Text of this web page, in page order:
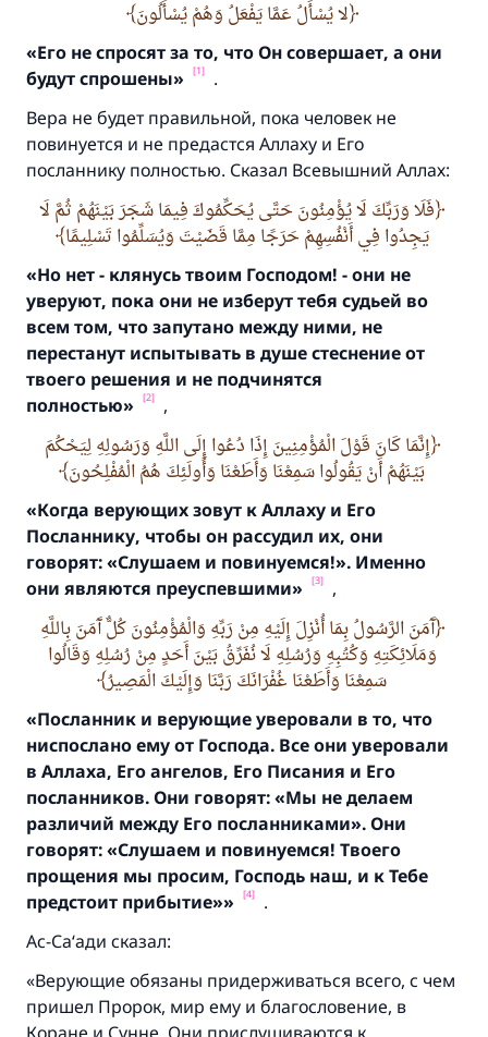
لا يُسْأَلُ عَمَّا يَفْعَلُ وَهُمْ يُسْأَلُونَ
«Его не спросят за то, что Он совершает, а они
будут спрошены»
[1]
.
Вера не будет правильной, пока человек не
повинуется и не предастся Аллаху и Его
посланнику полностью. Сказал Всевышний Аллах:
فَلَا وَرَبِّكَ لَا يُؤْمِنُونَ حَتَّى يُحَكِّمُوكَ فِيمَا شَجَرَ بَيْنَهُمْ ثُمَّ لَا
يَجِدُوا فِي أَنْفُسِهِمْ حَرَجًا مِمَّا قَضَيْتَ وَيُسَلِّمُوا تَسْلِيمًا
«Но нет - клянусь твоим Господом! - они не
уверуют, пока они не изберут тебя судьей во
всем том, что запутано между ними, не
перестанут испытывать в душе стеснение от
твоего решения и не подчинятся
полностью»
[2]
,
إِنَّمَا كَانَ قَوْلَ الْمُؤْمِنِينَ إِذَا دُعُوا إِلَى اللَّهِ وَرَسُولِهِ لِيَحْكُمَ
بَيْنَهُمْ أَنْ يَقُولُوا سَمِعْنَا وَأَطَعْنَا وَأُولَئِكَ هُمُ الْمُفْلِحُونَ
«Когда верующих зовут к Аллаху и Его
Посланнику, чтобы он рассудил их, они
говорят:«Слушаем и повинуемся!». Именно
они являются преуспевшими»
[3]
,
آَمَنَ الرَّسُولُ بِمَا أُنْزِلَ إِلَيْهِ مِنْ رَبِّهِ وَالْمُؤْمِنُونَ كُلٌّ آَمَنَ بِاللَّهِ
وَمَلَائِكَتِهِ وَكُتُبِهِ وَرُسُلِهِ لَا نُفَرِّقُ بَيْنَ أَحَدٍ مِنْ رُسُلِهِ وَقَالُوا
سَمِعْنَا وَأَطَعْنَا غُفْرَانَكَ رَبَّنَا وَإِلَيْكَ الْمَصِيرُ
«Посланник и верующие уверовали в то, что
ниспослано ему от Господа. Все они уверовали
в Аллаха, Его ангелов, Его Писания и Его
посланников.Они говорят:«Мы не делаем
различий между Его посланниками».Они
говорят:«Слушаем и повинуемся! Твоего
прощения мы просим, Господь наш, и к Тебе
предстоит прибытие»»
[4]
.
Ас-Са‘ади сказал:
«Верующие обязаны придерживаться всего, с чем
пришел Пророк, мир ему и благословение, в
Ответ № 110845 помог сохранить
Посланник Аллаха, мир ему и
благословение, сказал: